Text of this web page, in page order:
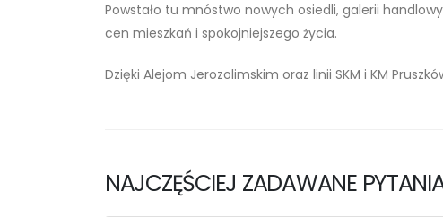
Powstało tu mnóstwo nowych osiedli, galerii
cen mieszkań i spokojniejszego życia.
Dzięki Alejom Jerozolimskim oraz linii SKM i KM
NAJCZĘŚCIEJ ZADAWANE